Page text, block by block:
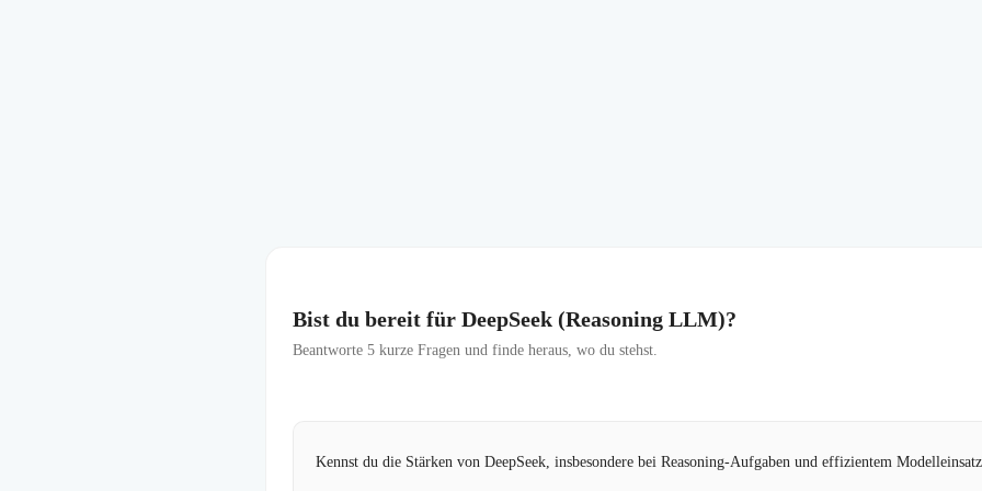
Bist du bereit für DeepSeek (Reasoning LLM)?
Beantworte 5 kurze Fragen und finde heraus, wo du stehst.
Kennst du die Stärken von DeepSeek, insbesondere bei Reasoning-Aufgaben und effizientem